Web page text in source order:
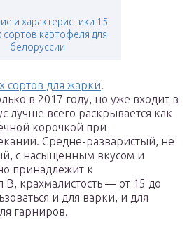
и характеристики 15
сортов картофеля для
белоруссии
сортов для жарки.
в 2017 году, но уже входит в
лучше всего раскрывается как
корочкой при
Средне-разваристый, не
с насыщенным вкусом и
принадлежит к
крахмалистость — от 15 до
и для варки, и для
гарниров.